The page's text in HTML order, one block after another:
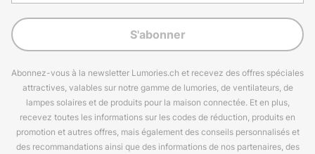
S'abonner
Abonnez-vous à la newsletter Lumories.ch et recevez des offres spéciales
attractives, valables sur notre gamme de lumories, de ventilateurs, de
lampes solaires et de produits pour la maison connectée. Et en plus,
recevez toutes les informations sur les codes de réduction, produits en
promotion et autres offres, mais également des conseils personnalisés et
des recommandations ainsi que des informations de nos partenaires, des